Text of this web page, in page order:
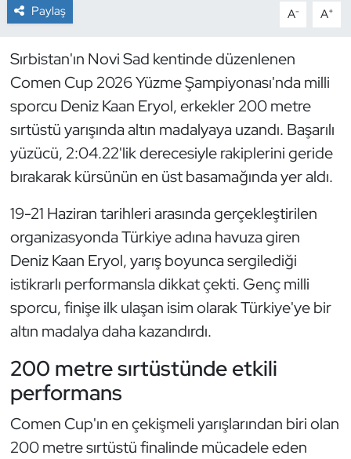
Paylaş A- A+
Sırbistan'ın Novi Sad kentinde düzenlenen
Comen Cup 2026 Yüzme Şampiyonası'nda milli
sporcu Deniz Kaan Eryol, erkekler 200 metre
sırtüstü yarışında altın madalyaya uzandı. Başarılı
yüzücü, 2:04.22'lik derecesiyle rakiplerini geride
bırakarak kürsünün en üst basamağında yer aldı.
19-21 Haziran tarihleri arasında gerçekleştirilen
organizasyonda Türkiye adına havuza giren
Deniz Kaan Eryol, yarış boyunca sergilediği
istikrarlı performansla dikkat çekti. Genç milli
sporcu, finişe ilk ulaşan isim olarak Türkiye'ye bir
altın madalya daha kazandırdı.
200 metre sırtüstünde etkili
performans
Comen Cup'ın en çekişmeli yarışlarından biri olan
200 metre sırtüstü finalinde mücadele eden
Dövüş Sanatı
E-Spor
Eskrim
Futsal
Genel
Golf
Güreş
Halter
Hava Sporları